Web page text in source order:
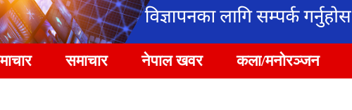
समाचार नेपाल खवर कला/मनोरञ्जन